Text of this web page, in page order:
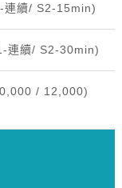
續/ S2-15min)
連續/ S2-30min)
/ 12,000)